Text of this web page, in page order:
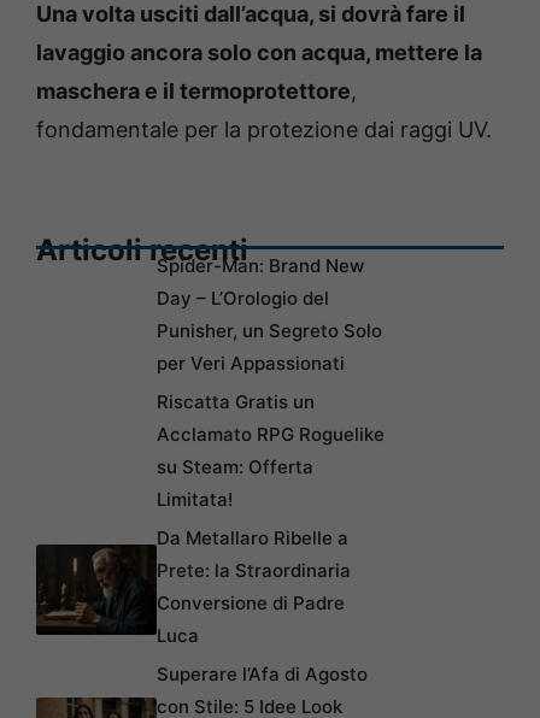
Una volta usciti dall’acqua, si dovrà fare il
lavaggio ancora solo con acqua, mettere la
maschera e il termoprotettore,
fondamentale per la protezione dai raggi UV.
Articoli recentiSpider-Man: Brand New
Day – L’Orologio del
Punisher, un Segreto Solo
per Veri Appassionati
Riscatta Gratis un
Acclamato RPG Roguelike
su Steam: Offerta
Limitata!
Da Metallaro Ribelle a
Prete: la Straordinaria
Conversione di Padre
Luca
Superare l’Afa di Agosto
con Stile: 5 Idee Look